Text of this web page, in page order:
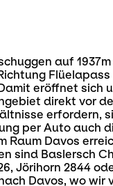
auf
eröffnet sich
direkt vor
erfordern,
per Auto auch
Raum Davos
sind Baslersch
Jörihorn 2844
Davos, wo wir